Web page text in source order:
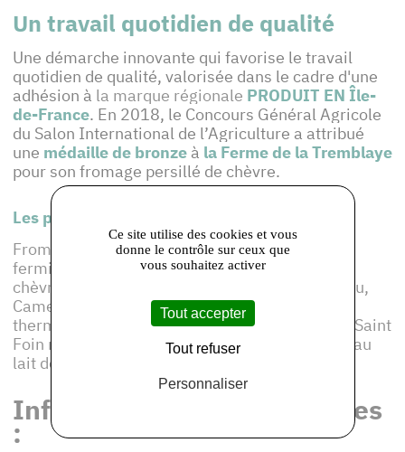
Un travail quotidien de qualité
Une démarche innovante qui favorise le travail
quotidien de qualité, valorisée dans le cadre d'une
adhésion à la marque régionale PRODUIT EN Île-
de-France. En 2018, le Concours Général Agricole
du Salon International de l’Agriculture a attribué
une médaille de bronze à la Ferme de la Tremblaye
pour son fromage persillé de chèvre.
Les produits de cet adhérent :
Fromages de Chèvre dont le persillé de chèvre
fermier, le chèvre kilo, le petit cru, douceur de
chèvre et bleu de chèvre, Brie fermier au lait cru,
Camemberts au lait cru, Brie fermier au lait
thermisé, Saint Jacques fermier et à la sauge, Saint
Foin nature, Yaourts au lait de vaches, Yaourts au
lait de chèvres
Informations et coordonnées
:
Ce site utilise des cookies et vous
donne le contrôle sur ceux que
vous souhaitez activer
Tout accepter
Tout refuser
Personnaliser